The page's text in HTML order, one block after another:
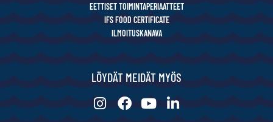
EETTISET TOIMINTAPERIAATTEET
IFS FOOD CERTIFICATE
ILMOITUSKANAVA
LÖYDÄT MEIDÄT MYÖS